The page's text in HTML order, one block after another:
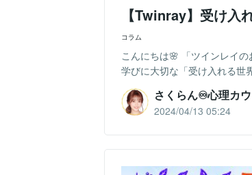
【Twinray】受け入
コラム
こんにちは🌸 「ツインレイ
学びに大切な「受け入れる世
さくらん♾️心理カ
2024/04/13 05:24